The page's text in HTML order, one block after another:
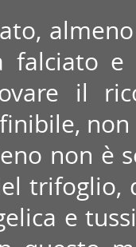
falciato
il
non è
trifoglio,
e